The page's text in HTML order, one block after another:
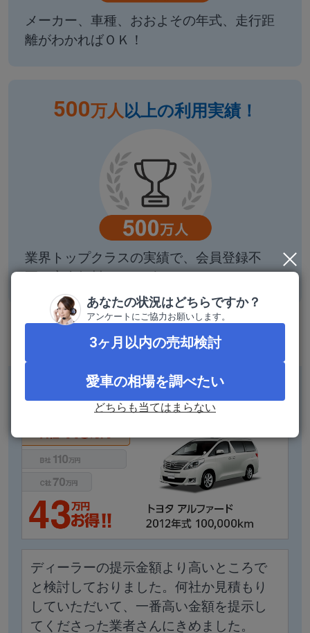
メーカー、車種、おおよその年式、走行距
離がわかればＯＫ！
500万人以上の利用実績！
業界トップクラスの実績で、会員登録不
要、完全無料のサービス！
ご利用者さまの声
40代女性/査定時期：2022年8月
ディーラーの提示金額より高いところで
と検討しておりました。何社か見積もり
していただいて、一番高い金額を提示し
てくださった業者さんにきめました。
あなたの状況はどちらですか？
アンケートにご協力お願いします。
3ヶ月以内の売却検討
愛車の相場を調べたい
どちらも当てはまらない